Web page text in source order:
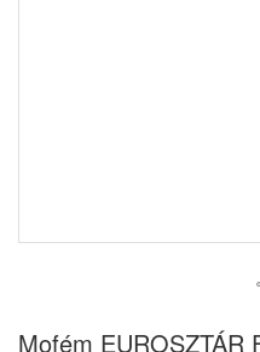
a
Mofém EUROSZTÁR